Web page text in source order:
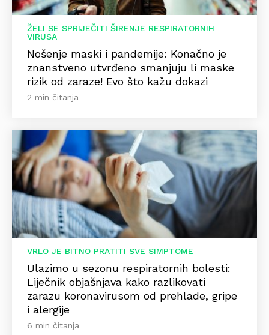
ŽELI SE SPRIJEČITI ŠIRENJE RESPIRATORNIH
VIRUSA
Nošenje maski i pandemije: Konačno je
znanstveno utvrđeno smanjuju li maske
rizik od zaraze! Evo što kažu dokazi
2 min čitanja
VRLO JE BITNO PRATITI SVE SIMPTOME
Ulazimo u sezonu respiratornih bolesti:
Liječnik objašnjava kako razlikovati
zarazu koronavirusom od prehlade, gripe
i alergije
6 min čitanja